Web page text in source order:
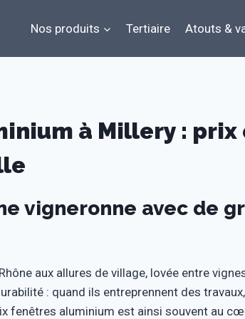
Nos produits Tertiaire Atouts &
à Millery : prix
vigneronne avec de
aux allures de village, lovée entre
: quand ils entreprennent des
fenêtres aluminium est ainsi souvent au